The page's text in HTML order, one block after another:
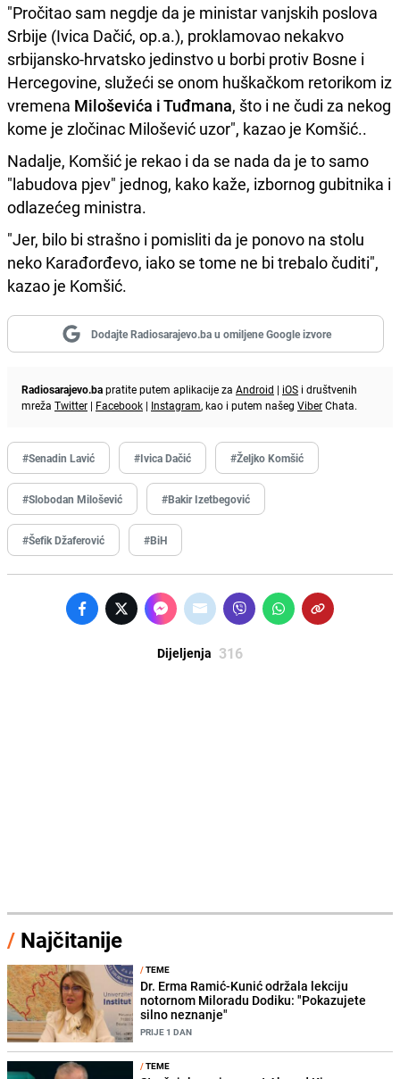
"Pročitao sam negdje da je ministar vanjskih poslova
Srbije (Ivica Dačić, op.a.), proklamovao nekakvo
srbijansko-hrvatsko jedinstvo u borbi protiv Bosne i
Hercegovine, služeći se onom huškačkom retorikom iz
vremena Miloševića i Tuđmana, što i ne čudi za nekog
kome je zločinac Milošević uzor", kazao je Komšić..
Nadalje, Komšić je rekao i da se nada da je to samo
"labudova pjev" jednog, kako kaže, izbornog gubitnika i
odlazećeg ministra.
"Jer, bilo bi strašno i pomisliti da je ponovo na stolu
neko Karađorđevo, iako se tome ne bi trebalo čuditi",
kazao je Komšić.
Dodajte Radiosarajevo.ba u omiljene Google izvore
Radiosarajevo.bapratite putem aplikacije za Android | iOS i društvenih
mreža Twitter | Facebook | Instagram, kao i putem našeg ViberChata.
#Senadin Lavić #Ivica Dačić #Željko Komšić
#Slobodan Milošević #Bakir Izetbegović
#Šefik Džaferović #BiH
Dijeljenja 316
/ Najčitanije
/TEME
Dr. Erma Ramić-Kunić održala lekciju
notornom Miloradu Dodiku: "Pokazujete
silno neznanje"
PRIJE 1 DAN
/TEME